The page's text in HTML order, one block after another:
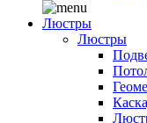
Люстры
Люстры